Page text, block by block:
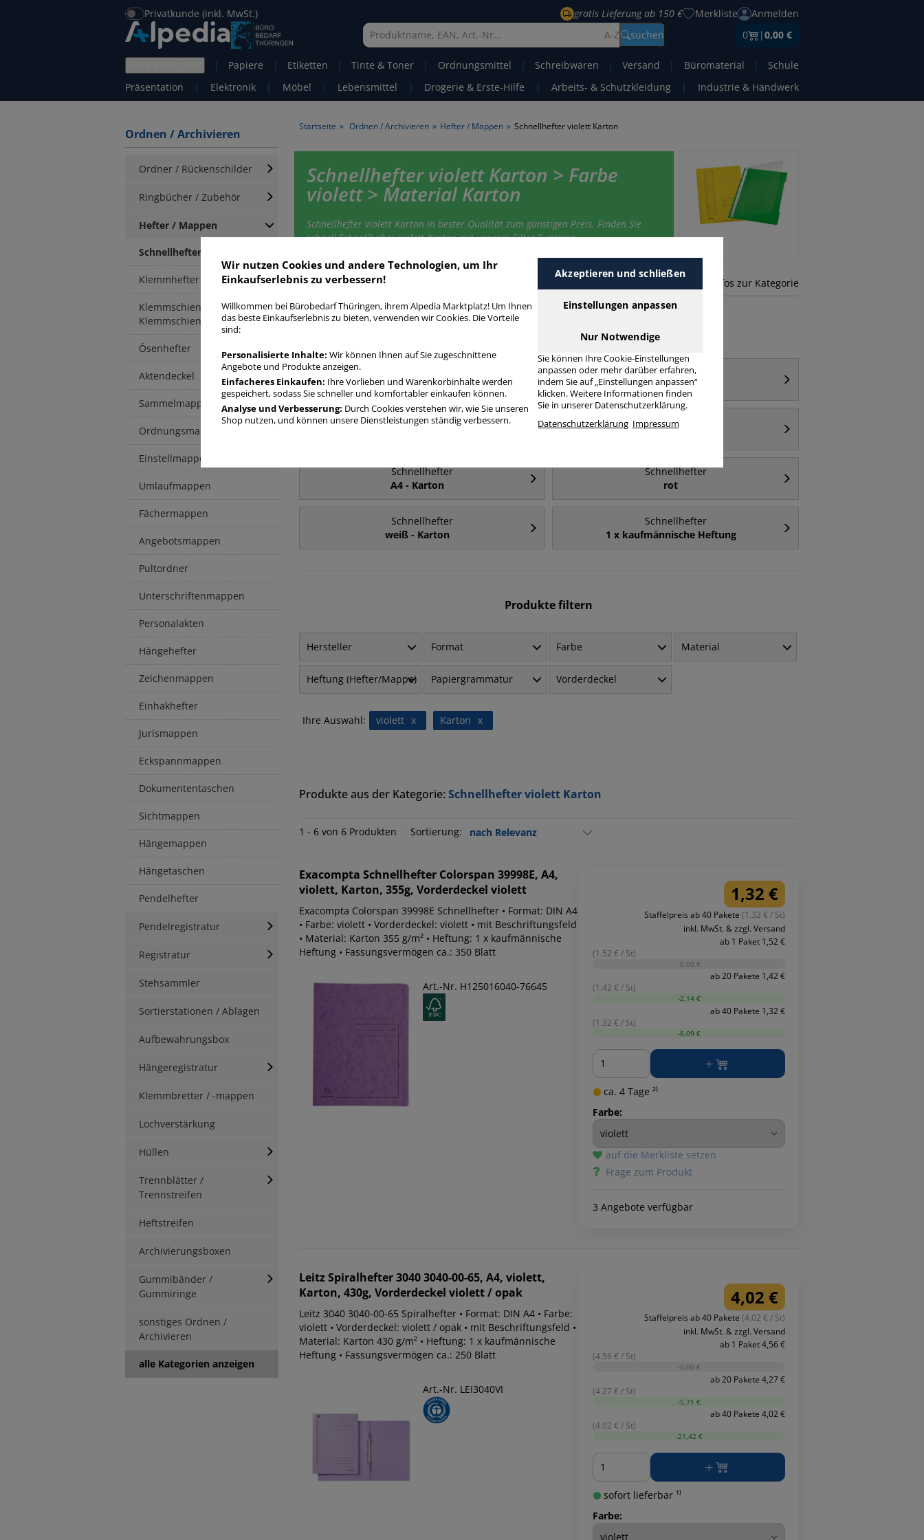
Privatkunde (inkl. MwSt.) gratis Lieferung ab 150 € Merkliste
Anmelden
A-Z
suchen 0 |0,00 €
| Papiere | Etiketten | Tinte & Toner | Ordnungsmittel | Schreibwaren | Versand | Büromaterial |
Schule
Präsentation
| Elektronik | Möbel | Lebensmittel | Drogerie & Erste-Hilfe | Arbeits- & Schutzkleidung | Industrie & Handwerk
Ordnen / Archivieren
Ordner / Rückenschilder
Ringbücher / Zubehör
Hefter / Mappen
Schnellhefter
Klemmhefter
Klemmschienen /
Klemmschienenhüllen
Ösenhefter
Aktendeckel
Sammelmappen / -boxen
Ordnungsmappen
Einstellmappen
Umlaufmappen
Fächermappen
Angebotsmappen
Pultordner
Unterschriftenmappen
Personalakten
Hängehefter
Zeichenmappen
Einhakhefter
Jurismappen
Eckspannmappen
Dokumententaschen
Sichtmappen
Hängemappen
Hängetaschen
Pendelhefter
Pendelregistratur
Registratur
Stehsammler
Sortierstationen / Ablagen
Aufbewahrungsbox
Hängeregistratur
Klemmbretter / -mappen
Lochverstärkung
Hüllen
Trennblätter /
Trennstreifen
Heftstreifen
Archivierungsboxen
Gummibänder /
Gummiringe
sonstiges Ordnen /
Archivieren
alle Kategorien anzeigen
Startseite » Ordnen / Archivieren » Hefter / Mappen » Schnellhefter violett Karton
Schnellhefter violett Karton > Farbe
violett > Material Karton
Schnellhefter violett Karton in bester Qualität zum günstigen Preis. Finden Sie
schnell Schnellhefter violett Karton mit unserer Filter-Funktion.
Schnellhefter violett Karton mehr Infos zur Kategorie
Häufig gesucht
türkis
Schnellhefter
Kunststoff
Schnellhefter
Schnellhefter
Schnellhefter
A4 - Karton
Schnellhefter
rot
Schnellhefter
weiß - Karton
Schnellhefter
1 x kaufmännische Heftung
Produkte filtern
Hersteller Format Farbe Material
Heftung (Hefter/Mappe) Papiergrammatur Vorderdeckel
Ihre Auswahl: x
violett x
Karton
Produkte aus der Kategorie: Schnellhefter violett Karton
1 - 6 von 6 Produkten Sortierung:
Exacompta Schnellhefter Colorspan 39998E, A4,
violett, Karton, 355g, Vorderdeckel violett
Exacompta Colorspan 39998E Schnellhefter • Format: DIN A4
• Farbe: violett • Vorderdeckel: violett • mit Beschriftungsfeld
• Material: Karton 355 g/m² • Heftung: 1 x kaufmännische
Heftung • Fassungsvermögen ca.: 350 Blatt
Art.-Nr. H125016040-76645
1,32 €
Staffelpreis ab 40 Pakete (1.32 € / St)
inkl. MwSt. & zzgl. Versand
ab 1 Paket 1,52 €
(1.52 € / St)
-0,00 €
ab 20 Pakete 1,42 €
(1.42 € / St)
-2,14 €
ab 40 Pakete 1,32 €
(1.32 € / St)
-8,09 €
Menge
ca. 4 Tage ²⁾
Farbe:
auf die Merkliste setzen
Frage zum Produkt
3 Angebote verfügbar
Leitz Spiralhefter 3040 3040-00-65, A4, violett,
Karton, 430g, Vorderdeckel violett / opak
Leitz 3040 3040-00-65 Spiralhefter • Format: DIN A4 • Farbe:
violett • Vorderdeckel: violett / opak • mit Beschriftungsfeld •
Material: Karton 430 g/m² • Heftung: 1 x kaufmännische
Heftung • Fassungsvermögen ca.: 250 Blatt
Art.-Nr. LEI3040VI
4,02 €
Staffelpreis ab 40 Pakete (4.02 € / St)
inkl. MwSt. & zzgl. Versand
ab 1 Paket 4,56 €
(4.56 € / St)
-0,00 €
ab 20 Pakete 4,27 €
(4.27 € / St)
-5,71 €
ab 40 Pakete 4,02 €
(4.02 € / St)
-21,42 €
Menge
sofort lieferbar ¹⁾
Farbe:
Wir nutzen Cookies und andere Technologien, um Ihr
Einkaufserlebnis zu verbessern!
Willkommen bei Bürobedarf Thüringen, ihrem Alpedia Marktplatz! Um Ihnen
das beste Einkaufserlebnis zu bieten, verwenden wir Cookies. Die Vorteile
sind:
Personalisierte Inhalte: Wir können Ihnen auf Sie zugeschnittene
Angebote und Produkte anzeigen.
Einfacheres Einkaufen: Ihre Vorlieben und Warenkorbinhalte werden
gespeichert, sodass Sie schneller und komfortabler einkaufen können.
Analyse und Verbesserung: Durch Cookies verstehen wir, wie Sie unseren
Shop nutzen, und können unsere Dienstleistungen ständig verbessern.
Akzeptieren und schließen
Einstellungen anpassen
Nur Notwendige
Sie können Ihre Cookie-Einstellungen
anpassen oder mehr darüber erfahren,
indem Sie auf „Einstellungen anpassen“
klicken. Weitere Informationen finden
Sie in unserer Datenschutzerklärung.
Datenschutzerklärung Impressum